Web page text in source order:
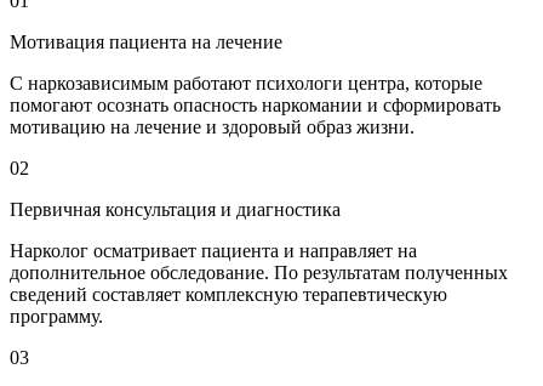
Мотивация пациента на лечение
С наркозависимым работают психологи центра, которые
помогают осознать опасность наркомании и сформировать
мотивацию на лечение и здоровый образ жизни.
02
Первичная консультация и диагностика
Нарколог осматривает пациента и направляет на
дополнительное обследование. По результатам полученных
сведений составляет комплексную терапевтическую
программу.
03